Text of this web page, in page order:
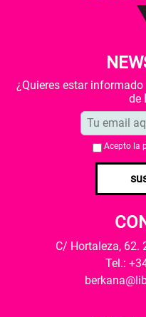
¿Quieres estar
de
Acepto la
C/ Hortaleza, 62.
Tel.: